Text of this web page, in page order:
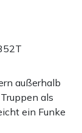
außerhalb
als
ein Funke